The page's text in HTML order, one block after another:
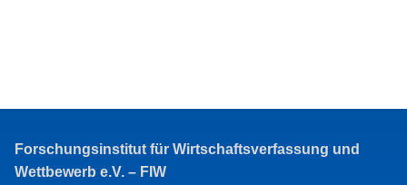
Forschungsinstitut für Wirtschaftsverfassung und
Wettbewerb e.V. – FIW